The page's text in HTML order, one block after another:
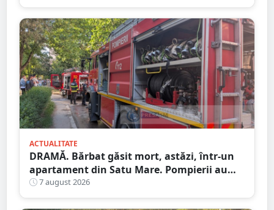
ACTUALITATE
DRAMĂ. Bărbat găsit mort, astăzi, într-un
apartament din Satu Mare. Pompierii au
spart ușa
7 august 2026